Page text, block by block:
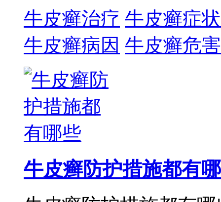
牛皮癣治疗 牛皮癣症状
牛皮癣病因 牛皮癣危害
牛皮癣防护措施都有哪